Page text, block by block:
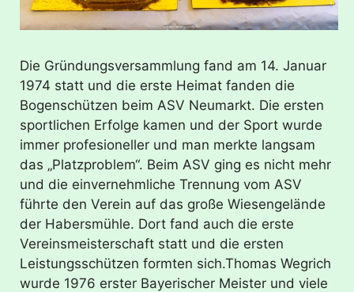
Die Gründungsversammlung fand am 14. Januar
1974 statt und die erste Heimat fanden die
Bogenschützen beim ASV Neumarkt. Die ersten
sportlichen Erfolge kamen und der Sport wurde
immer profesioneller und man merkte langsam
das „Platzproblem“. Beim ASV ging es nicht mehr
und die einvernehmliche Trennung vom ASV
führte den Verein auf das große Wiesengelände
der Habersmühle. Dort fand auch die erste
Vereinsmeisterschaft statt und die ersten
Leistungsschützen formten sich.Thomas Wegrich
wurde 1976 erster Bayerischer Meister und viele